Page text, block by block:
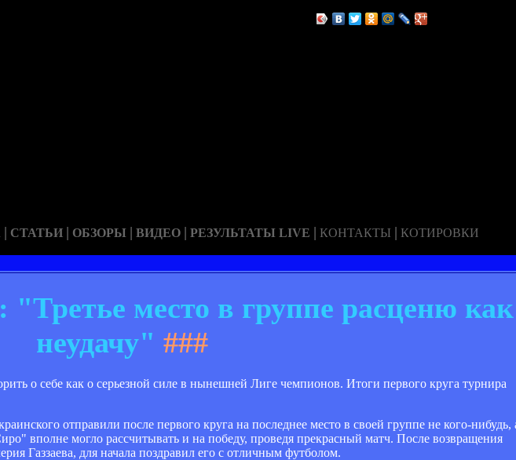
| СТАТЬИ | ОБЗОРЫ | ВИДЕО | РЕЗУЛЬТАТЫ LIVE | КОНТАКТЫ | КОТИРОВКИ
"Третье место в группе расценю как
неудачу" ###
о себе как о серьезной силе в нынешней Лиге чемпионов. Итоги первого круга турнира
отправили после первого круга на последнее место в своей группе не кого-нибудь,
могло рассчитывать и на победу, проведя прекрасный матч. После возвращения
Газзаева, для начала поздравил его с отличным футболом.